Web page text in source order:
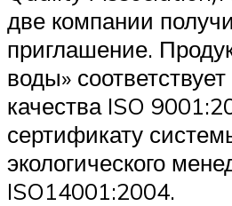
две компании
приглашение.
воды»
качества ISO
сертификату
экологического
ISO14001:2004.